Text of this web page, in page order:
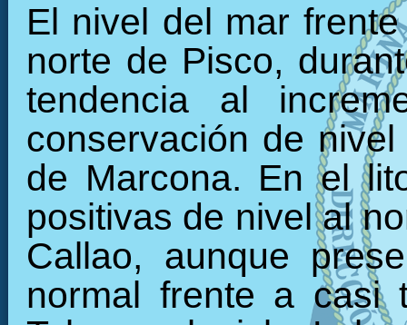
El nivel del mar
norte de Pisco,
tendencia al
conservación de
de Marcona. En el
positivas de nivel al
Callao, aunque
normal frente a casi